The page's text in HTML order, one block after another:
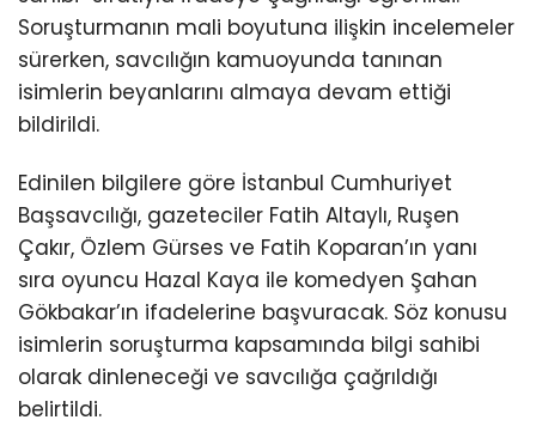
Soruşturmanın mali boyutuna ilişkin incelemeler
sürerken, savcılığın kamuoyunda tanınan
isimlerin beyanlarını almaya devam ettiği
bildirildi.
Edinilen bilgilere göre İstanbul Cumhuriyet
Başsavcılığı, gazeteciler Fatih Altaylı, Ruşen
Çakır, Özlem Gürses ve Fatih Koparan’ın yanı
sıra oyuncu Hazal Kaya ile komedyen Şahan
Gökbakar’ın ifadelerine başvuracak. Söz konusu
isimlerin soruşturma kapsamında bilgi sahibi
olarak dinleneceği ve savcılığa çağrıldığı
belirtildi.